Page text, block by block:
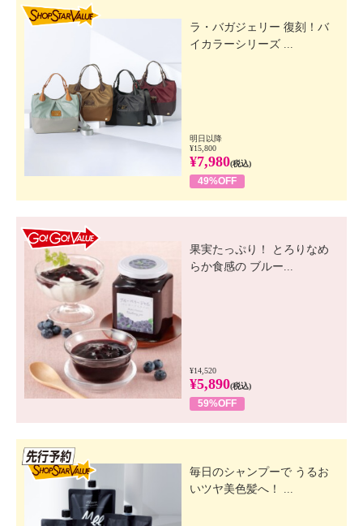
ラ・バガジェリー 復刻！バ
イカラーシリーズ ...
明日以降
¥15,800
¥7,980(税込)
49%OFF
果実たっぷり！ とろりなめ
らか食感の ブルー...
¥14,520
¥5,890(税込)
59%OFF
毎日のシャンプーで うるお
いツヤ美色髪へ！ ...